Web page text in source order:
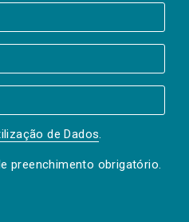
de Dados.
preenchimento obrigatório.